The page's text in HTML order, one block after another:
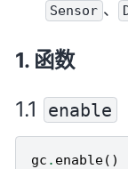
Sensor 、
函数
enable
gc . enable()